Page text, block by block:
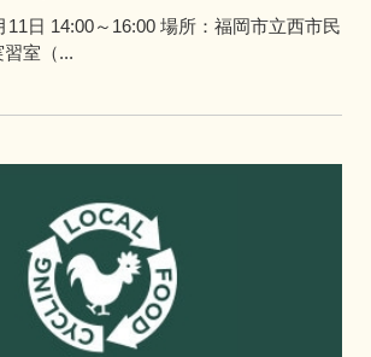
11日 14:00～16:00 場所：福岡市立西市民
室（...